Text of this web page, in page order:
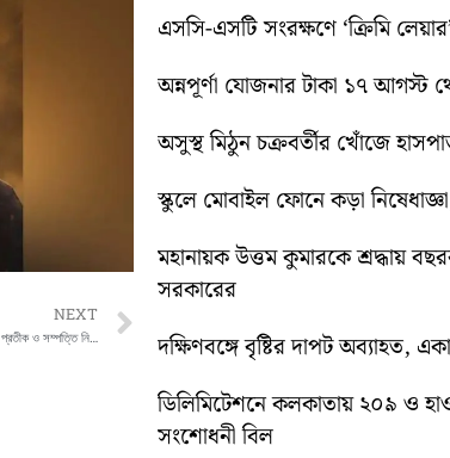
NEXT
একুশে জুলাইয়ের আগে তৃণমূলে নতুন সমীকরণ? প্রতীক ও সম্পত্তি নিয়ে আইনি লড়াইয়ের ইঙ্গিত সুদীপের Next
এসসি-এসটি সংরক্ষণে ‘ক্রিমি
অন্নপূর্ণা যোজনার টাকা ১৭ আগস্ট
অসুস্থ মিঠুন চক্রবর্তীর খোঁজে
স্কুলে মোবাইল ফোনে কড়া
মহানায়ক উত্তম কুমারকে শ্রদ্ধায়
সরকারের
দক্ষিণবঙ্গে বৃষ্টির দাপট অব্যাহত,
ডিলিমিটেশনে কলকাতায় ২০৯ ও
সংশোধনী বিল